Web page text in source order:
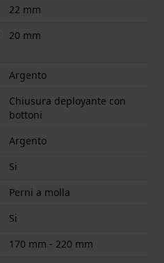
22 mm
20 mm
Argento
Chiusura deployante con
bottoni
Argento
Si
Perni a molla
Si
170 mm - 220 mm